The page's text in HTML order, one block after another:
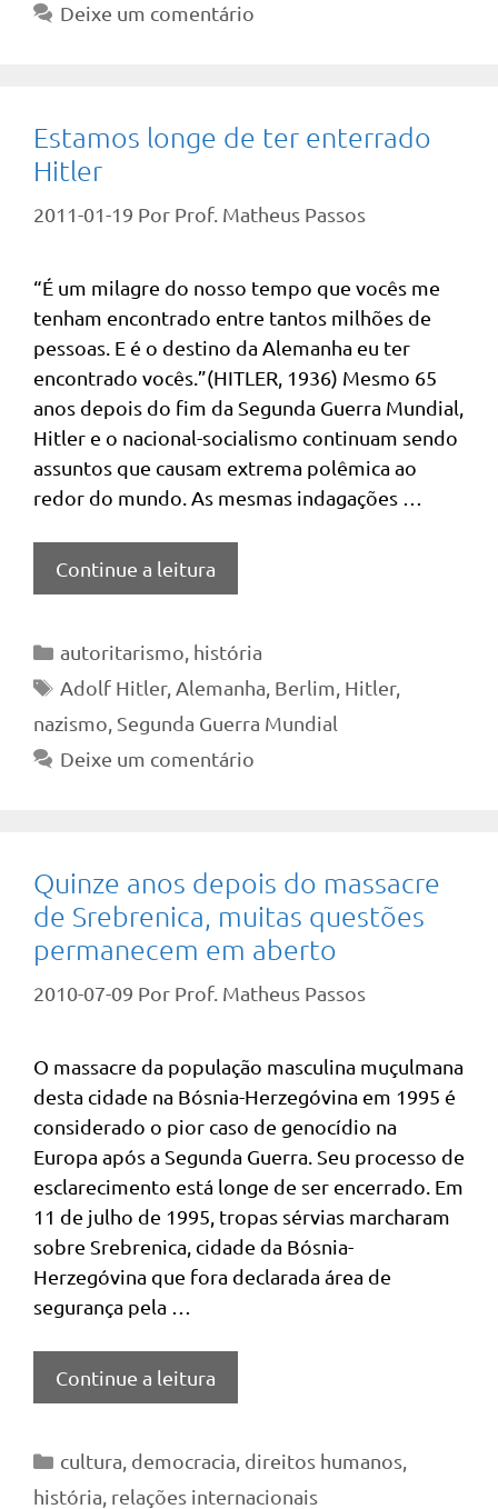
Deixe um comentário
Estamos longe de ter enterrado
Hitler
2011-01-19 Por Prof. Matheus Passos
“É um milagre do nosso tempo que vocês me
tenham encontrado entre tantos milhões de
pessoas. E é o destino da Alemanha eu ter
encontrado vocês.”(HITLER, 1936) Mesmo 65
anos depois do fim da Segunda Guerra Mundial,
Hitler e o nacional-socialismo continuam sendo
assuntos que causam extrema polêmica ao
redor do mundo. As mesmas indagações …
Continue a leitura
Categorias
autoritarismo história
Tags
Adolf Hitler, Alemanha Berlim Hitler,
nazismo Segunda Guerra Mundial
Deixe um comentário
Quinze anos depois do massacre
de Srebrenica, muitas questões
permanecem em aberto
2010-07-09 Por Prof. Matheus Passos
O massacre da população masculina muçulmana
desta cidade na Bósnia-Herzegóvina em 1995 é
considerado o pior caso de genocídio na
Europa após a Segunda Guerra. Seu processo de
esclarecimento está longe de ser encerrado. Em
11 de julho de 1995, tropas sérvias marcharam
sobre Srebrenica, cidade da Bósnia-
Herzegóvina que fora declarada área de
segurança pela …
Continue a leitura
Categorias
cultura democracia direitos humanos,
história relações internacionais